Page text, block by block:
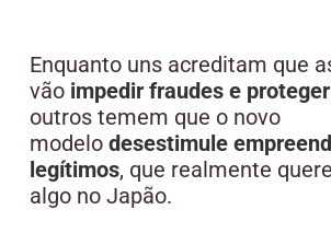
Enquanto uns acreditam que
vão impedir fraudes e
outros temem que o novo
modelo desestimule
legítimos, que realmente
algo no Japão.